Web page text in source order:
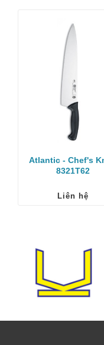
Atlantic - Chef's
8321T62
Liên hệ